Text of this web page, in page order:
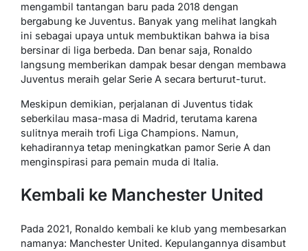
mengambil tantangan baru pada 2018 dengan
bergabung ke Juventus. Banyak yang melihat langkah
ini sebagai upaya untuk membuktikan bahwa ia bisa
bersinar di liga berbeda. Dan benar saja, Ronaldo
langsung memberikan dampak besar dengan membawa
Juventus meraih gelar Serie A secara berturut-turut.
Meskipun demikian, perjalanan di Juventus tidak
seberkilau masa-masa di Madrid, terutama karena
sulitnya meraih trofi Liga Champions. Namun,
kehadirannya tetap meningkatkan pamor Serie A dan
menginspirasi para pemain muda di Italia.
Kembali ke Manchester United
Pada 2021, Ronaldo kembali ke klub yang membesarkan
namanya: Manchester United. Kepulangannya disambut